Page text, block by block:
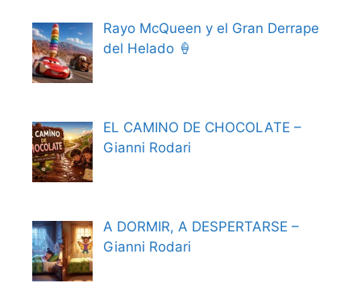
Rayo McQueen y el Gran Derrape
del Helado 🍦
EL CAMINO DE CHOCOLATE –
Gianni Rodari
A DORMIR, A DESPERTARSE –
Gianni Rodari